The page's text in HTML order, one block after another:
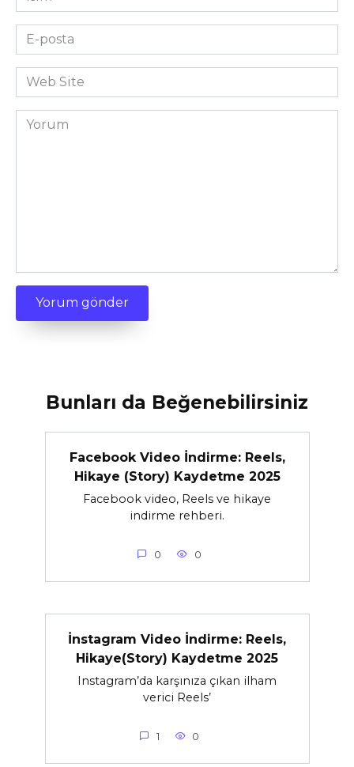
*
E-
posta
*Web
Site
Yorum
Bunları da Beğenebilirsiniz
Facebook Video İndirme: Reels,
Hikaye (Story) Kaydetme 2025
Facebook video, Reels ve hikaye
indirme rehberi.
0 0
İnstagram Video İndirme: Reels,
Hikaye(Story) Kaydetme 2025
Instagram’da karşınıza çıkan ilham
verici Reels’
1 0